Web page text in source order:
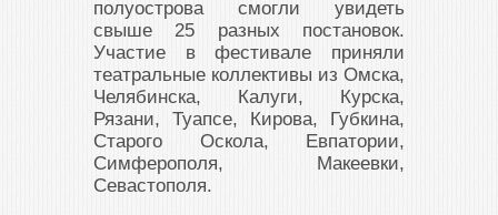
полуострова смогли увидеть
свыше 25 разных постановок.
Участие в фестивале приняли
театральные коллективы из Омска,
Челябинска, Калуги, Курска,
Рязани, Туапсе, Кирова, Губкина,
Старого Оскола, Евпатории,
Симферополя, Макеевки,
Севастополя.